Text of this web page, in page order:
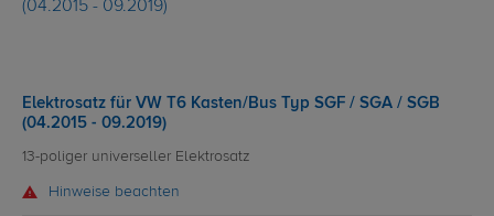
Elektrosatz für VW T6 Kasten/Bus Typ SGF / SGA / SGB
(04.2015 - 09.2019)
13-poliger universeller Elektrosatz
Hinweise beachten